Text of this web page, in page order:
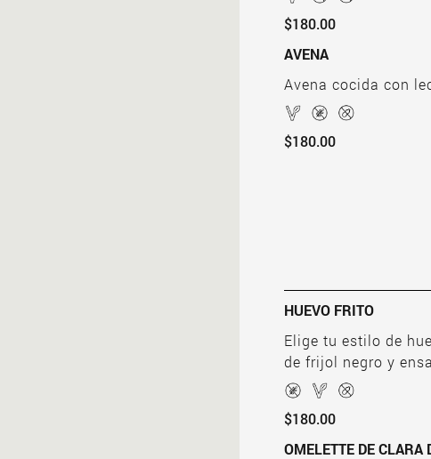
$180.00
AVENA
Avena cocida con
$180.00
HUEVO FRITO
Elige tu estilo de
de frijol negro y
$180.00
OMELETTE DE CLARA